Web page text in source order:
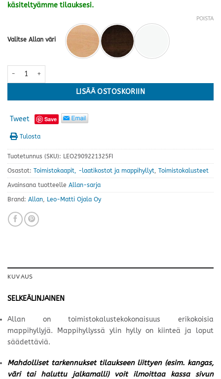
käsiteltyämme tilauksesi.
Valitse Allan väri
POISTA
Allan mappihylly nro 202 · useita värejä määrä
LISÄÄ OSTOSKORIIN
Tweet Save
Tulosta
Tuotetunnus (SKU): LEO2909221325FI
Osastot: Toimistokaapit, -laatikostot ja mappihyllyt Toimistokalusteet
Avainsana tuotteelle Allan-sarja
Brand: Allan Leo-Matti Ojala Oy
KUVAUS
SELKEÄLINJAINEN
Allan on toimistokalustekokonaisuus erikokoisia
mappihyllyjä. Mappihyllyssä ylin hylly on kiinteä ja loput
säädettäviä.
Mahdolliset tarkennukset tilaukseen liittyen (esim. kangas,
väri tai haluttu jalkamalli) voit ilmoittaa kassa sivun